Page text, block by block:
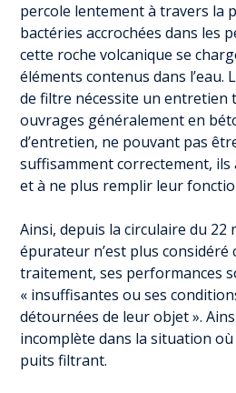
percole lentement à travers la
bactéries accrochées dans les
cette roche volcanique se
éléments contenus dans l’eau.
de filtre nécessite un entretien
ouvrages généralement en
d’entretien, ne pouvant pas
suffisamment correctement,
et à ne plus remplir leur
Ainsi, depuis la circulaire du 22
épurateur n’est plus considéré
traitement, ses performances
« insuffisantes ou ses
détournées de leur objet ».
incomplète dans la situation
puits filtrant.